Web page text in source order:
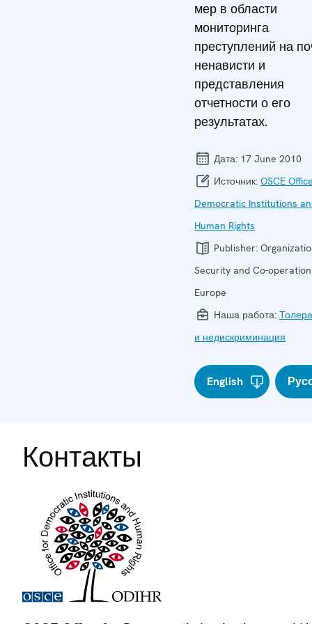
мер в области
мониторинга
преступлений на
ненависти и
представления
отчетности о его
результатах.
Дата: 17 June 2010
Источник: OSCE
Democratic Institutions
Human Rights
Publisher:
Security and Co-
Europe
Наша работа:
и недискриминация
English
Контакты